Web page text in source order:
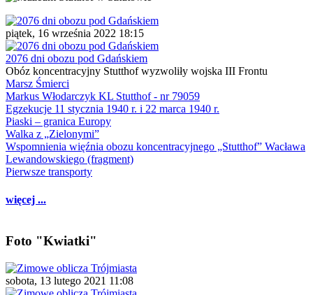
piątek, 16 września 2022 18:15
2076 dni obozu pod Gdańskiem
Obóz koncentracyjny Stutthof wyzwoliły wojska III Frontu
Marsz Śmierci
Markus Włodarczyk KL Stutthof - nr 79059
Egzekucje 11 stycznia 1940 r. i 22 marca 1940 r.
Piaski – granica Europy
Walka z „Zielonymi”
Wspomnienia więźnia obozu koncentracyjnego „Stutthof” Wacława
Lewandowskiego (fragment)
Pierwsze transporty
więcej ...
Foto "Kwiatki"
sobota, 13 lutego 2021 11:08